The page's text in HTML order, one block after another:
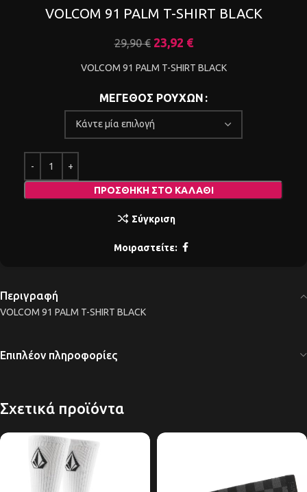
VOLCOM 91 PALM T-SHIRT BLACK
29,90€ 23,92 €
VOLCOM 91 PALM T-SHIRT BLACK
ΜΕΓΕΘΟΣ ΡΟΥΧΩΝ
ΠΡΟΣΘΉΚΗ ΣΤΟ ΚΑΛΆΘΙ
Σύγκριση
Μοιραστείτε:
Περιγραφή
VOLCOM 91 PALM T-SHIRT BLACK
Επιπλέον πληροφορίες
Σχετικά προϊόντα